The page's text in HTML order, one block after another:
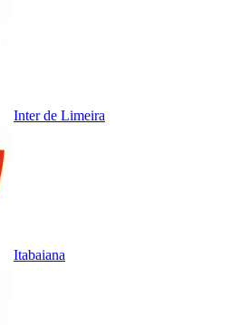
Inter de Limeira
Itabaiana